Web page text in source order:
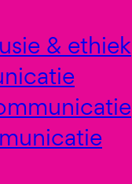
& ethiek